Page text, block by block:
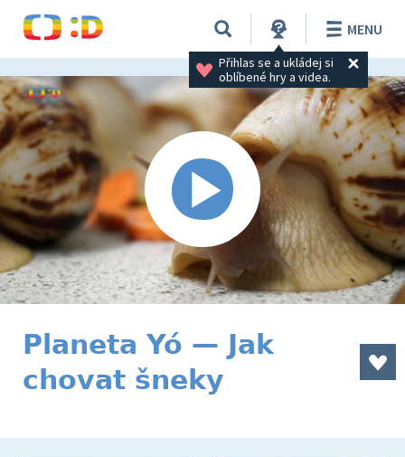
Přihlas se a ukládej si
oblíbené hry a videa.
MENU
Planeta Yó — Jak
chovat šneky